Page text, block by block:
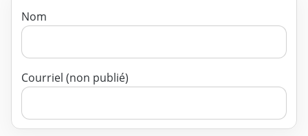
Nom
Courriel (non publié)